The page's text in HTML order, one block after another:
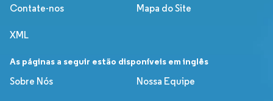
Contate-nos Mapa do Site
XML
As páginas a seguir estão disponíveis em inglês
Sobre Nós
Nossa Equipe